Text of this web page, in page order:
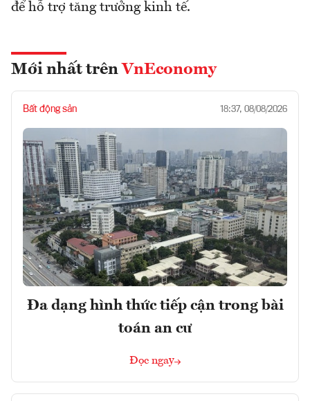
để hỗ trợ tăng trưởng kinh tế.
Mới nhất trên VnEconomy
Bất động sản 18:37, 08/08/2026
Đa dạng hình thức tiếp cận trong bài
toán an cư
Đọc ngay